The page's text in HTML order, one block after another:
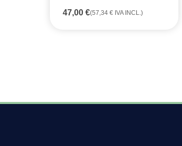
47,00 €(57,34 € IVA INCL.)